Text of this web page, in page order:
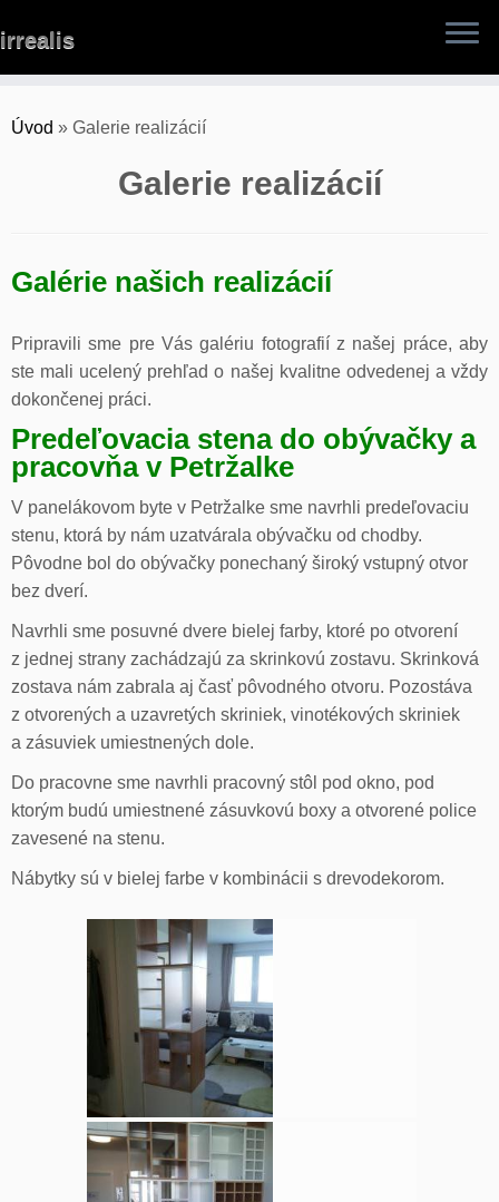
to
irrealis
Úvod » Galerie realizácií
Galerie realizácií
Galérie našich realizácií
Pripravili sme pre Vás galériu fotografií z našej práce, aby
ste mali ucelený prehľad o našej kvalitne odvedenej a vždy
dokončenej práci.
Predeľovacia stena do obývačky a
pracovňa v Petržalke
V panelákovom byte v Petržalke sme navrhli predeľovaciu
stenu, ktorá by nám uzatvárala obývačku od chodby.
Pôvodne bol do obývačky ponechaný široký vstupný otvor
bez dverí.
Navrhli sme posuvné dvere bielej farby, ktoré po otvorení
z jednej strany zachádzajú za skrinkovú zostavu. Skrinková
zostava nám zabrala aj časť pôvodného otvoru. Pozostáva
z otvorených a uzavretých skriniek, vinotékových skriniek
a zásuviek umiestnených dole.
Do pracovne sme navrhli pracovný stôl pod okno, pod
ktorým budú umiestnené zásuvkovú boxy a otvorené police
zavesené na stenu.
Nábytky sú v bielej farbe v kombinácii s drevodekorom.